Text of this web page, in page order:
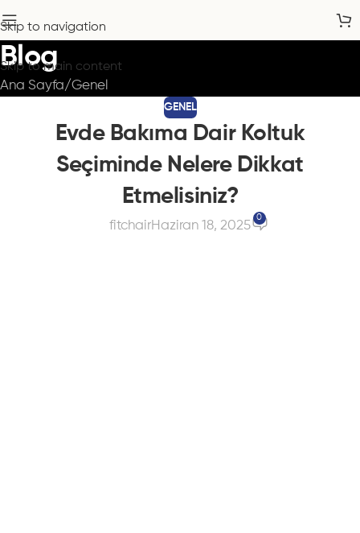
Skip to navigation
Skip to main content
Blog
Ana Sayfa Genel
GENEL
Evde Bakıma Dair Koltuk
Seçiminde Nelere Dikkat
Etmelisiniz?
fitchairHaziran 18, 2025
0